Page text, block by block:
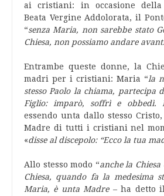
ai cristiani: in occasione
Beata Vergine Addolorata, il
“senza Maria, non sarebbe stato
Chiesa, non possiamo andare
Entrambe queste donne, la
madri per i cristiani: Maria “la
stesso Paolo la chiama, partecipa
Figlio: imparò, soffrì e obbedì.
essendo unta dallo stesso
Madre di tutti i cristiani nel
«disse al discepolo: “Ecco la tua
Allo stesso modo “anche la
Chiesa, quando fa la medesima
Maria, è unta Madre– ha detto il